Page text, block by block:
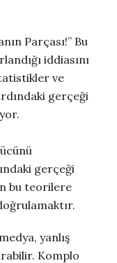
Parçası!” Bu
iddiasını
ve
gerçeği
gerçeği
bu teorilere
yanlış
Komplo